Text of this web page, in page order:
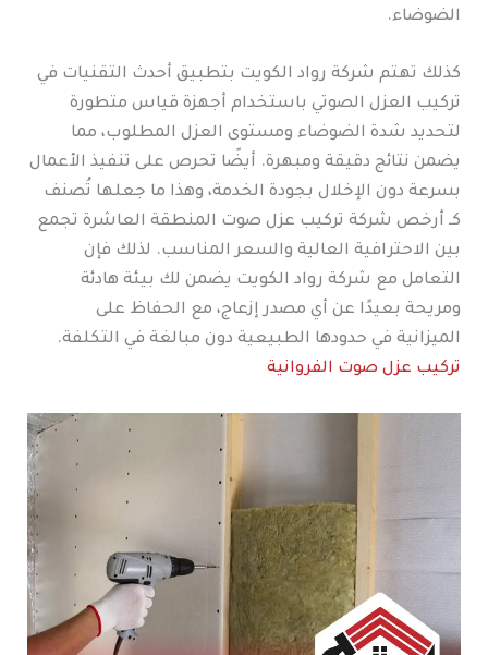
الضوضاء.
كذلك تهتم شركة رواد الكويت بتطبيق أحدث التقنيات في
تركيب العزل الصوتي باستخدام أجهزة قياس متطورة
لتحديد شدة الضوضاء ومستوى العزل المطلوب، مما
يضمن نتائج دقيقة ومبهرة. أيضًا تحرص على تنفيذ الأعمال
بسرعة دون الإخلال بجودة الخدمة، وهذا ما جعلها تُصنف
كـ أرخص شركة تركيب عزل صوت المنطقة العاشرة تجمع
بين الاحترافية العالية والسعر المناسب. لذلك فإن
التعامل مع شركة رواد الكويت يضمن لك بيئة هادئة
ومريحة بعيدًا عن أي مصدر إزعاج، مع الحفاظ على
الميزانية في حدودها الطبيعية دون مبالغة في التكلفة.
تركيب عزل صوت الفروانية